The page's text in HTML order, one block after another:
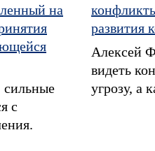
на
сильные
с
развития
Алексей
видеть
угрозу, а